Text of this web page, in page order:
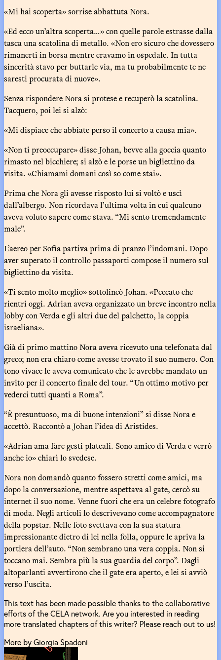
«Mi hai scoperta» sorrise abbattuta Nora.
«Ed ecco un’altra scoperta…» con quelle parole estrasse dalla
tasca una scatolina di metallo. «Non ero sicuro che dovessero
rimanerti in borsa mentre eravamo in ospedale. In tutta
sincerità stavo per buttarle via, ma tu probabilmente te ne
saresti procurata di nuove».
Senza rispondere Nora si protese e recuperò la scatolina.
Tacquero, poi lei si alzò:
«Mi dispiace che abbiate perso il concerto a causa mia».
«Non ti preoccupare» disse Johan, bevve alla goccia quanto
rimasto nel bicchiere; si alzò e le porse un bigliettino da
visita. «Chiamami domani così so come stai».
Prima che Nora gli avesse risposto lui si voltò e uscì
dall’albergo. Non ricordava l’ultima volta in cui qualcuno
aveva voluto sapere come stava. “Mi sento tremendamente
male”.
L’aereo per Sofia partiva prima di pranzo l’indomani. Dopo
aver superato il controllo passaporti compose il numero sul
bigliettino da visita.
«Ti sento molto meglio» sottolineò Johan. «Peccato che
rientri oggi. Adrian aveva organizzato un breve incontro nella
lobby con Verda e gli altri due del palchetto, la coppia
israeliana».
Già di primo mattino Nora aveva ricevuto una telefonata dal
greco; non era chiaro come avesse trovato il suo numero. Con
tono vivace le aveva comunicato che le avrebbe mandato un
invito per il concerto finale del tour. “Un ottimo motivo per
vederci tutti quanti a Roma”.
“È presuntuoso, ma di buone intenzioni” si disse Nora e
accettò. Raccontò a Johan l’idea di Aristides.
«Adrian ama fare gesti plateali. Sono amico di Verda e verrò
anche io» chiarì lo svedese.
Nora non domandò quanto fossero stretti come amici, ma
dopo la conversazione, mentre aspettava al gate, cercò su
internet il suo nome. Venne fuori che era un celebre fotografo
di moda. Negli articoli lo descrivevano come accompagnatore
della popstar. Nelle foto svettava con la sua statura
impressionante dietro di lei nella folla, oppure le apriva la
portiera dell’auto. “Non sembrano una vera coppia. Non si
toccano mai. Sembra più la sua guardia del corpo”. Dagli
altoparlanti avvertirono che il gate era aperto, e lei si avviò
verso l’uscita.
This text has been made possible thanks to the collaborative
efforts of the CELA network. Are you interested in reading
more translated chapters of this writer? Please reach out to us!
More by Giorgia Spadoni